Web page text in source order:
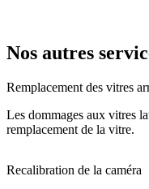
Nos autres
Remplacement des vitres
Les dommages aux vitres
remplacement de la vitre.
Recalibration de la caméra